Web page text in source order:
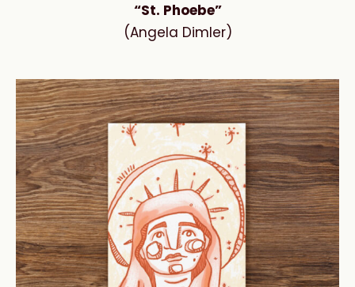
“St. Phoebe”
(Angela Dimler)